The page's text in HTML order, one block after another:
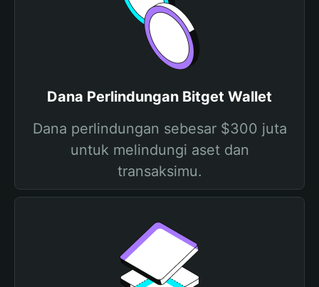
Dana Perlindungan Bitget Wallet
Dana perlindungan sebesar $300 juta
untuk melindungi aset dan
transaksimu.